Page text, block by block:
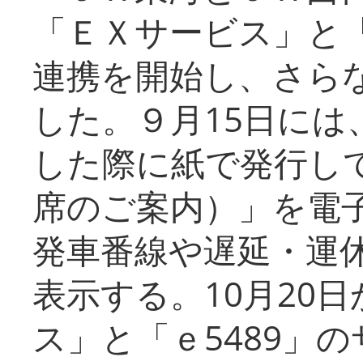
「ＥＸサービス」
連携を開始し、さら
した。９月15日に
した際に紙で発行し
席のご案内）」を電
発車番線や遅延・運
表示する。10月20
ス」と「ｅ5489」